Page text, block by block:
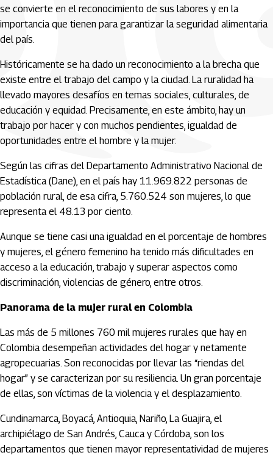
se convierte en el reconocimiento de sus labores y en la
importancia que tienen para garantizar la seguridad alimentaria
del país.
Históricamente se ha dado un reconocimiento a la brecha que
existe entre el trabajo del campo y la ciudad. La ruralidad ha
llevado mayores desafíos en temas sociales, culturales, de
educación y equidad. Precisamente, en este ámbito, hay un
trabajo por hacer y con muchos pendientes, igualdad de
oportunidades entre el hombre y la mujer.
Según las cifras del Departamento Administrativo Nacional de
Estadística (Dane), en el país hay 11.969.822 personas de
población rural, de esa cifra, 5.760.524 son mujeres, lo que
representa el 48.13 por ciento.
Aunque se tiene casi una igualdad en el porcentaje de hombres
y mujeres, el género femenino ha tenido más dificultades en
acceso a la educación, trabajo y superar aspectos como
discriminación, violencias de género, entre otros.
Panorama de la mujer rural en Colombia
Las más de 5 millones 760 mil mujeres rurales que hay en
Colombia desempeñan actividades del hogar y netamente
agropecuarias. Son reconocidas por llevar las “riendas del
hogar” y se caracterizan por su resiliencia. Un gran porcentaje
de ellas, son víctimas de la violencia y el desplazamiento.
Cundinamarca, Boyacá, Antioquia, Nariño, La Guajira, el
archipiélago de San Andrés, Cauca y Córdoba, son los
departamentos que tienen mayor representatividad de mujeres